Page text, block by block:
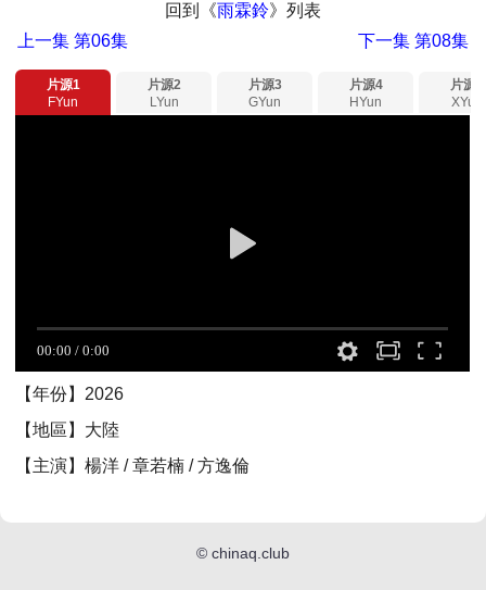
回到《雨霖鈴》列表
上一集 第06集 下一集第08集
片源1
FYun
片源2
LYun
片源3
GYun
片源4
HYun
片源5
XYun
【年份】2026
【地區】大陸
【主演】楊洋 / 章若楠 / 方逸倫
© chinaq.club